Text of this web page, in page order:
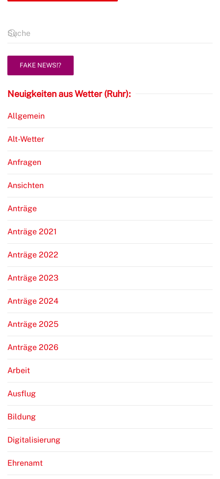
FAKE NEWS!?
Neuigkeiten aus Wetter (Ruhr):
Allgemein
Alt-Wetter
Anfragen
Ansichten
Anträge
Anträge 2021
Anträge 2022
Anträge 2023
Anträge 2024
Anträge 2025
Anträge 2026
Arbeit
Ausflug
Bildung
Digitalisierung
Ehrenamt